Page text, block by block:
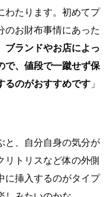
たります。 初めてプ
のお財布事情にあった
ブランドやお店によっ
で、値段で一蹴せず保
るのがおすすめです 」
と、自分自身の気分が
リトリスなど体の外側
に挿入するのがタイプ